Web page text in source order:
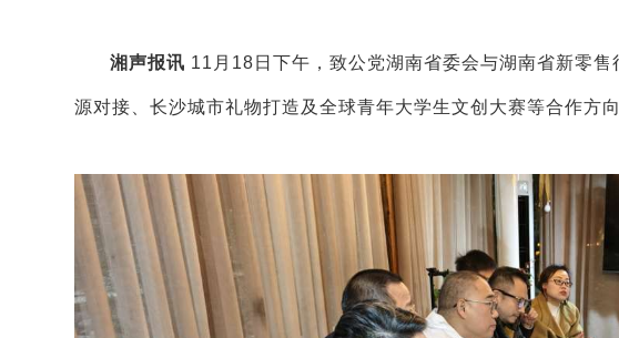
湘声报讯 11 月 18 日下午，致公党湖南省委会与湖南省新零
源对接、长沙城市礼物打造及全球青年大学生文创大赛等合作方